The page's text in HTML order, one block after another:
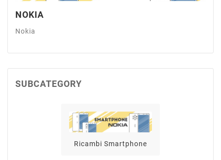
NOKIA
Nokia
SUBCATEGORY
Ricambi Smartphone